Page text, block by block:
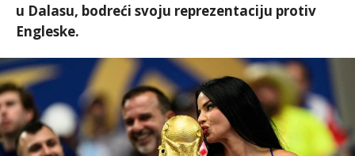
u Dalasu, bodreći svoju reprezentaciju protiv
Engleske.